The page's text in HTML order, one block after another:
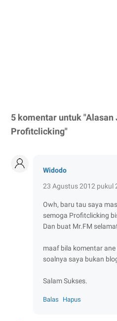
5 komentar untuk
Profitclicking"
Widodo
23 Agustus 2012 pukul
Owh, baru tau saya
semoga Profitclicking
Dan buat Mr.FM
maaf bila komentar ane
soalnya saya bukan
Salam Sukses.
Balas Hapus